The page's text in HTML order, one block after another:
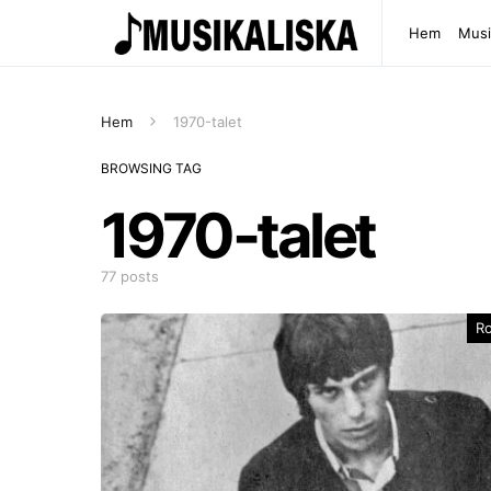
Hem
Hem 1970-talet
BROWSING TAG
1970-talet
77 posts